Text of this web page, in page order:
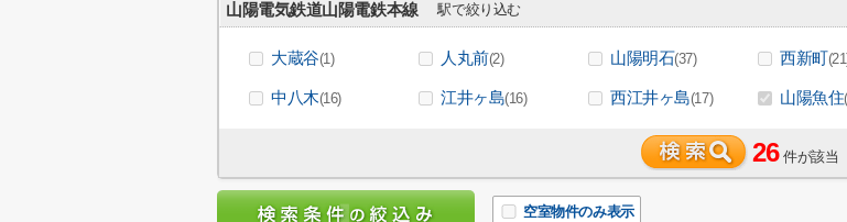
山陽電気鉄道山陽電鉄本線 駅で絞り込む
大蔵谷(1) 人丸前(2) 山陽明石(37) 西新町
中八木(16) 江井ヶ島(16) 西江井ヶ島(17) 山陽魚住
26 件が該当
空室物件のみ表示